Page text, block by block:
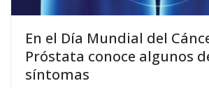
En el Día Mundial del
Próstata conoce algunos
síntomas